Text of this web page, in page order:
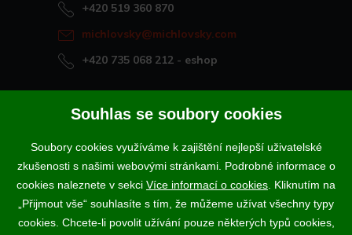
+420 519 360 870
michlovsky@michlovsky.com
+420 735 068 212 - eshop
Naše vína offline
Vinotéka Rakvice
>
Vinotéky a degustační centra
>
Podle zákona o evidenci tržeb je prodávající povinen vystavit
kupujícímu účtenku. Zároveň je povinen zaevidovat přijatou tržbu u
Souhlas se soubory cookies
Soubory cookies využíváme k zajištění nejlepší uživatelské
zkušenosti s našimi webovými stránkami. Podrobné informace o
cookies naleznete v sekci Více informací o cookies . Kliknutím na
„Přijmout vše“ souhlasíte s tím, že můžeme užívat všechny typy
cookies. Chcete-li povolit užívání pouze některých typů cookies,